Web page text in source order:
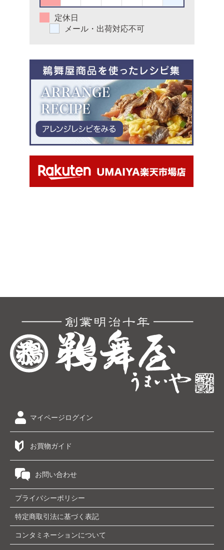
定休日
メール・出荷対応不可
マイページログイン
お買物ガイド
お問い合わせ
プライバシーポリシー
特定商取引法に基づく表記
コンタミネーションについて